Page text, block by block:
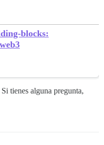
blocks:
tienes alguna pregunta,